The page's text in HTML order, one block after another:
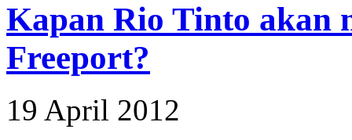
Kapan Rio Tinto akan
Freeport?
19 April 2012